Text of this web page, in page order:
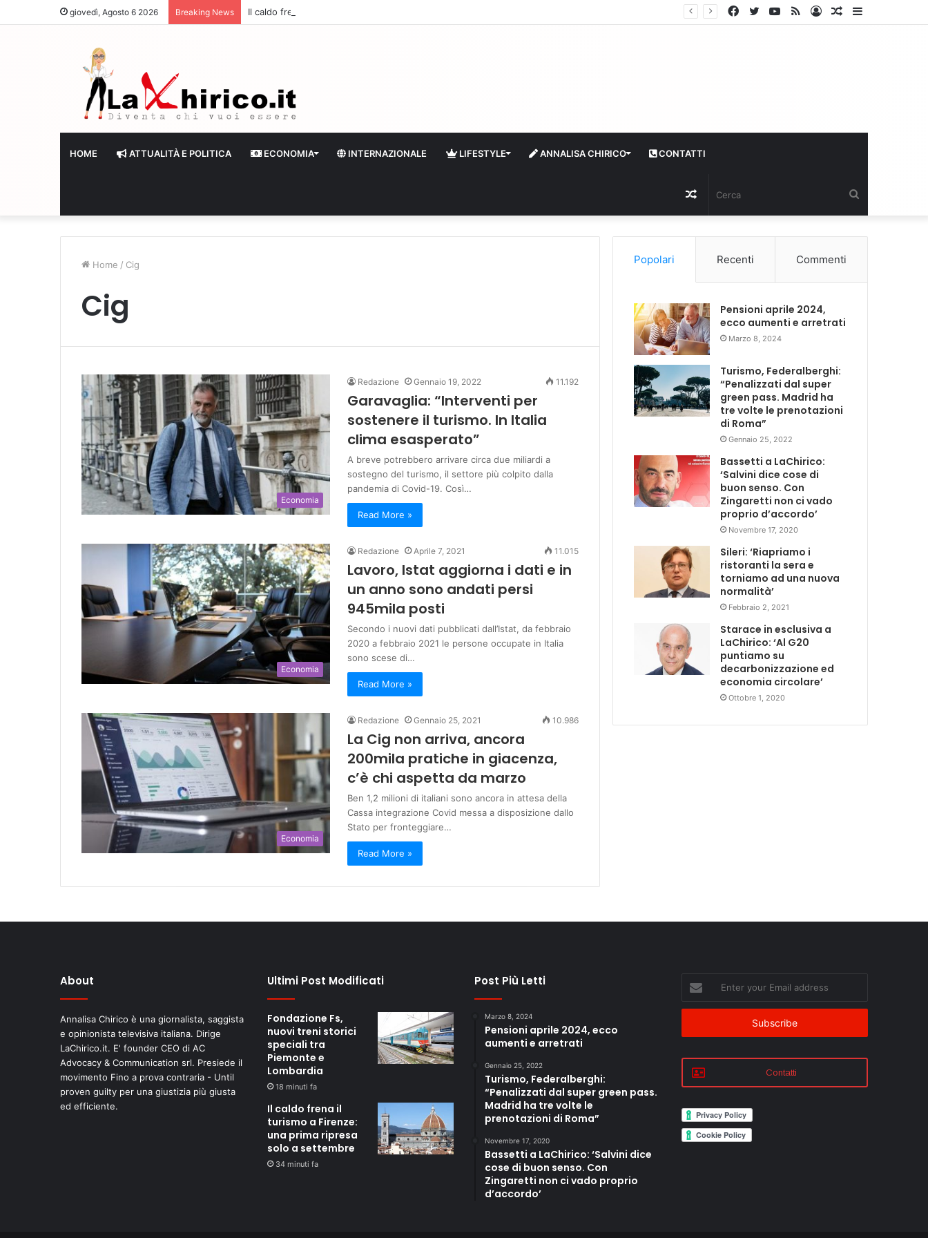
giovedì, Agosto 6 2026 Breaking News Il caldo frena il turismo a Firenze: una prima ripresa solo a settembre
Articolo
Log
RSS
YouTube
Twitter
Facebook
HOME ATTUALITÀ E POLITICA ECONOMIA INTERNAZIONALE LIFESTYLE ANNALISA CHIRICO CONTATTI
Articolo
casuale
Home / Cig
Cig
Economia
Redazione Gennaio 19, 2022 11.192
Garavaglia: “Interventi per
sostenere il turismo. In Italia
clima esasperato”
A breve potrebbero arrivare circa due miliardi a
sostegno del turismo, il settore più colpito dalla
pandemia di Covid-19. Così…
Read More »
Economia
Redazione Aprile 7, 2021 11.015
Lavoro, Istat aggiorna i dati e in
un anno sono andati persi
945mila posti
Secondo i nuovi dati pubblicati dall’Istat, da febbraio
2020 a febbraio 2021 le persone occupate in Italia
sono scese di…
Read More »
Economia
Redazione Gennaio 25, 2021 10.986
La Cig non arriva, ancora
200mila pratiche in giacenza,
c’è chi aspetta da marzo
Ben 1,2 milioni di italiani sono ancora in attesa della
Cassa integrazione Covid messa a disposizione dallo
Stato per fronteggiare…
Read More »
Popolari Recenti Commenti
Pensioni aprile 2024,
ecco aumenti e arretrati
Marzo 8, 2024
Turismo, Federalberghi:
“Penalizzati dal super
green pass. Madrid ha
tre volte le prenotazioni
di Roma”
Gennaio 25, 2022
Bassetti a LaChirico:
‘Salvini dice cose di
buon senso. Con
Zingaretti non ci vado
proprio d’accordo’
Novembre 17, 2020
Sileri: ‘Riapriamo i
ristoranti la sera e
torniamo ad una nuova
normalità’
Febbraio 2, 2021
Starace in esclusiva a
LaChirico: ‘Al G20
puntiamo su
decarbonizzazione ed
economia circolare’
Ottobre 1, 2020
About
Annalisa Chirico è una giornalista, saggista
e opinionista televisiva italiana. Dirige
LaChirico.it. E' founder CEO di AC
Advocacy & Communication srl. Presiede il
movimento Fino a prova contraria - Until
proven guilty per una giustizia più giusta
ed efficiente.
Ultimi Post Modificati
Fondazione Fs,
nuovi treni storici
speciali tra
Piemonte e
Lombardia
18 minuti fa
Il caldo frena il
turismo a Firenze:
una prima ripresa
solo a settembre
34 minuti fa
Post Più Letti
Marzo 8, 2024
Pensioni aprile 2024, ecco
aumenti e arretrati
Gennaio 25, 2022
Turismo, Federalberghi:
“Penalizzati dal super green pass.
Madrid ha tre volte le
prenotazioni di Roma”
Novembre 17, 2020
Bassetti a LaChirico: ‘Salvini dice
cose di buon senso. Con
Zingaretti non ci vado proprio
d’accordo’
Enter
your
Email
Contatti